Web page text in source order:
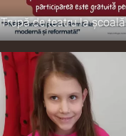
Trupă de teatru la școală